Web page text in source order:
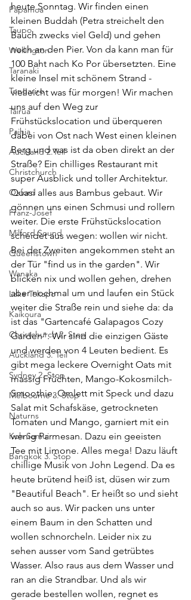
Papamoa
Taupo
Wellington
Taranaki
Tongariro
Tairua
Paihia
Auckland 2.Teil
Christchurch
Oxford
Franz-Josef
Milford Sound
Queenstown
Wanaka
Lake Tekapo
Kaikoura
Christchurch 2. Stop
Auckland 3. Teil
Sydney 2. Stop
Melbourne 3. Stop
Naturns
Koh Samui
Bangkok 3. Stop
heute Sonntag. Wir finden einen
kleinen Buddah (Petra streichelt den
Bauch zwecks viel Geld) und gehen
noch an den Pier. Von da kann man für
100 Baht nach Ko Por übersetzten. Eine
kleine Insel mit schönem Strand -
vielleicht was für morgen! Wir machen
uns auf den Weg zur
Frühstückslocation und überqueren
dabei von Ost nach West einen kleinen
Berg und was ist da oben direkt an der
Straße? Ein chilliges Restaurant mit
super Ausblick und toller Architektur.
Quasi alles aus Bambus gebaut. Wir
gönnen uns einen Schmusi und rollern
weiter. Die erste Frühstückslocation
scheidet aus wegen: wollen wir nicht.
Bei der Zweiten angekommen steht an
der Tür "find us in the garden". Wir
blicken nix und wollen gehen, drehen
aber nochmal um und laufen ein Stück
weiter die Straße rein und siehe da: da
ist das "Gartencafé Galapagos Cozy
Garden". Wir sind die einzigen Gäste
und werden von 4 Leuten bedient. Es
gibt mega leckere Overnight Oats mit
massig Früchten, Mango-Kokosmilch-
Smoothie, Omlett mit Speck und dazu
Salat mit Schafskäse, getrockneten
Tomaten und Mango, garniert mit ein
wenig Parmesan. Dazu ein geeisten
Tee mit Limone. Alles mega! Dazu läuft
chillige Musik von John Legend. Da es
heute brütend heiß ist, düsen wir zum
"Beautiful Beach". Er heißt so und sieht
auch so aus. Wir packen uns unter
einem Baum in den Schatten und
wollen schnorcheln. Leider nix zu
sehen ausser vom Sand getrübtes
Wasser. Also raus aus dem Wasser und
ran an die Strandbar. Und als wir
gerade bestellen wollen, regnet es